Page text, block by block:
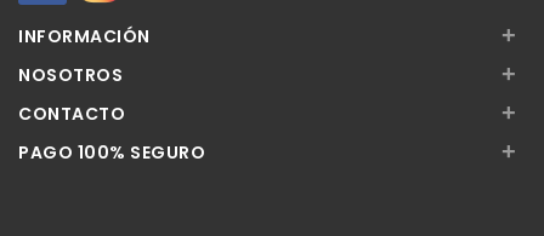
INFORMACIÓN +
NOSOTROS +
CONTACTO +
PAGO 100% SEGURO +